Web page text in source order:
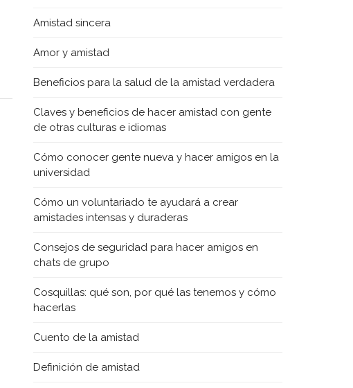
Amistad sincera
Amor y amistad
Beneficios para la salud de la amistad verdadera
Claves y beneficios de hacer amistad con gente
de otras culturas e idiomas
Cómo conocer gente nueva y hacer amigos en la
universidad
Cómo un voluntariado te ayudará a crear
amistades intensas y duraderas
Consejos de seguridad para hacer amigos en
chats de grupo
Cosquillas: qué son, por qué las tenemos y cómo
hacerlas
Cuento de la amistad
Definición de amistad